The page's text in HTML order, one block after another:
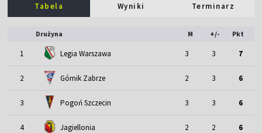
Tabela Wyniki Terminarz
Drużyna M +/- Pkt
1 Legia Warszawa 3 3 7
2 Górnik Zabrze 2 3 6
3 Pogoń Szczecin 3 3 6
4 Jagiellonia 2 2 6